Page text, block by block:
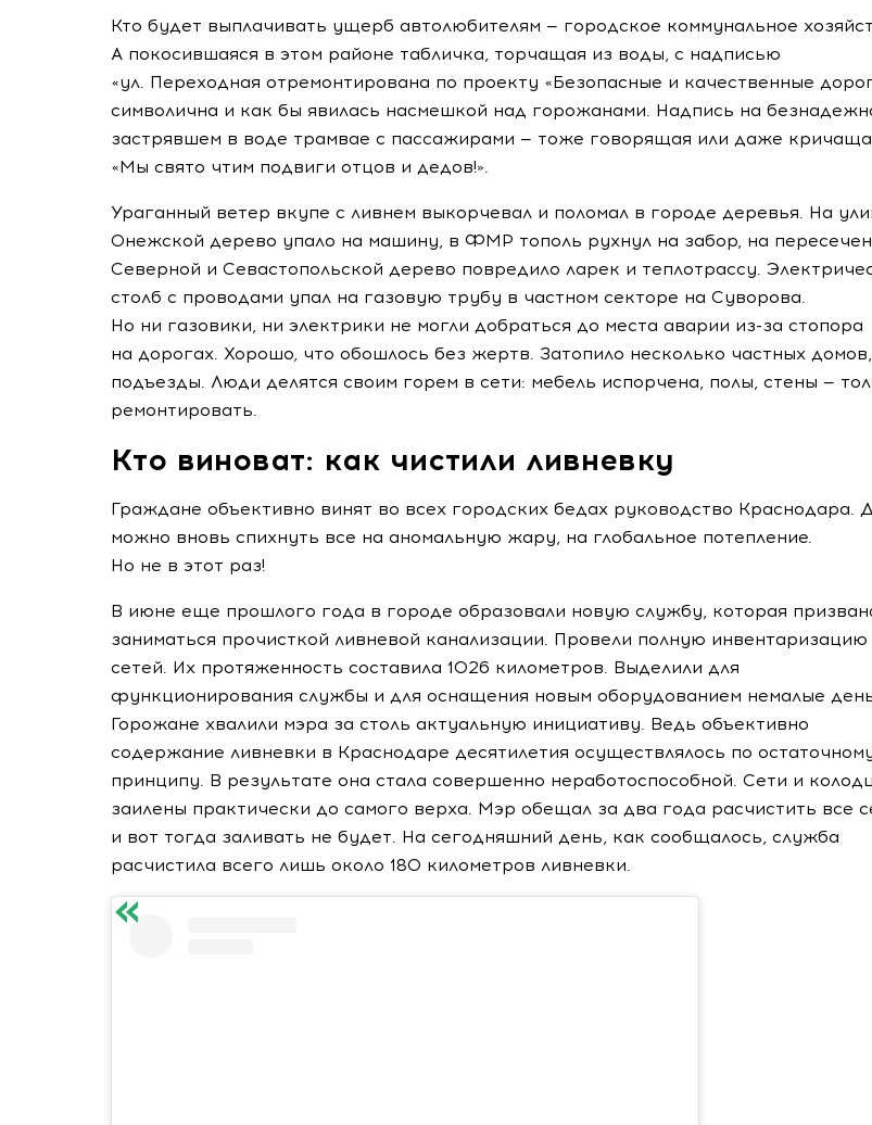
Кто будет выплачивать ущерб автолюбителям — городское коммунальное
А покосившаяся в этом районе табличка, торчащая из воды, с надписью
«ул. Переходная отремонтирована по проекту «Безопасные и качественные
символична и как бы явилась насмешкой над горожанами. Надпись на
застрявшем в воде трамвае с пассажирами — тоже говорящая или даже
«Мы свято чтим подвиги отцов и дедов!».
Ураганный ветер вкупе с ливнем выкорчевал и поломал в городе деревья. На
Онежской дерево упало на машину, в ФМР тополь рухнул на забор, на
Северной и Севастопольской дерево повредило ларек и теплотрассу.
столб с проводами упал на газовую трубу в частном секторе на Суворова.
Но ни газовики, ни электрики не могли добраться до места аварии из-за стопора
на дорогах. Хорошо, что обошлось без жертв. Затопило несколько частных домов,
подъезды. Люди делятся своим горем в сети: мебель испорчена, полы, стены —
ремонтировать.
Кто виноват: как чистили ливневку
Граждане объективно винят во всех городских бедах руководство Краснодара.
можно вновь спихнуть все на аномальную жару, на глобальное потепление.
Но не в этот раз!
В июне еще прошлого года в городе образовали новую службу, которая
заниматься прочисткой ливневой канализации. Провели полную инвентаризацию
сетей. Их протяженность составила 1026 километров. Выделили для
функционирования службы и для оснащения новым оборудованием немалые
Горожане хвалили мэра за столь актуальную инициативу. Ведь объективно
содержание ливневки в Краснодаре десятилетия осуществлялось по
принципу. В результате она стала совершенно неработоспособной. Сети и
заилены практически до самого верха. Мэр обещал за два года расчистить все
и вот тогда заливать не будет. На сегодняшний день, как сообщалось, служба
расчистила всего лишь около 180 километров ливневки.